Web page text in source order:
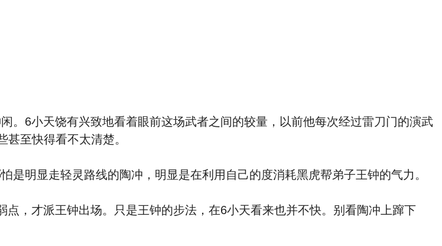
6小天饶有兴致地看着眼前这场武者之间的较量，以前他每次经过雷刀门的演武
至快得看不太清楚。
显走轻灵路线的陶冲，明显是在利用自己的度消耗黑虎帮弟子王钟的气力。
才派王钟出场。只是王钟的步法，在6小天看来也并不快。别看陶冲上蹿下